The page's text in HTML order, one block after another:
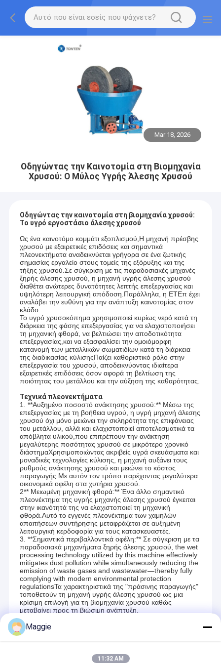
Mar 18, 2026
Οδηγώντας την Καινοτομία στη Βιομηχανία
Χρυσού: Ο Μύλος Υγρής Άλεσης Χρυσού
Οδηγώντας την καινοτομία στη βιομηχανία χρυσού:
Το υγρό εργοστάσιο άλεσης χρυσού
Ως ένα καινοτόμο κομμάτι εξοπλισμού,Η μηχανή πρέσβης
χρυσού με εξαιρετικές επιδόσεις και σημαντικά
πλεονεκτήματα αναδεικνύεται γρήγορα σε ένα ζωτικής
σημασίας εργαλείο στους τομείς της εξόρυξης και της
τήξης χρυσού.Σε σύγκριση με τις παραδοσιακές μηχανές
ξηρής άλεσης χρυσού, η μηχανή υγρής άλεσης χρυσού
διαθέτει ανώτερες δυνατότητες λεπτής επεξεργασίας και
υψηλότερη λειτουργική απόδοση.Παράλληλα, η ΕΤΕπ έχει
αναλάβει την ευθύνη για την ανάπτυξη καινοτομίας στον
κλάδο..
Το υγρό χρυσοκόπημα χρησιμοποιεί κυρίως νερό κατά τη
διάρκεια της φάσης επεξεργασίας για να ελαχιστοποιήσει
τη μηχανική φθορά, να βελτιώσει την αποδοτικότητα
επεξεργασίας,και να εξασφαλίσει την ομοιόμορφη
κατανομή των μεταλλικών σωματιδίων κατά τη διάρκεια
της διαδικασίας κύλισηςΠαίζει καθοριστικό ρόλο στην
επεξεργασία του χρυσού, αποδεικνύοντας ιδιαίτερα
εξαιρετικές επιδόσεις όσον αφορά τη βελτίωση της
ποιότητας του μετάλλου και την αύξηση της καθαρότητας.
Τεχνικά πλεονεκτήματα
1. **Αυξημένο ποσοστό ανάκτησης χρυσού:** Μέσω της
επεξεργασίας με τη βοήθεια υγρού, η υγρή μηχανή άλεσης
χρυσού όχι μόνο μειώνει την σκληρότητα της επιφάνειας
του μετάλλου, αλλά και ελαχιστοποιεί αποτελεσματικά τα
απόβλητα υλικού,που επιτρέπουν την ανάκτηση
μεγαλύτερης ποσότητας χρυσού σε μικρότερο χρονικό
διάστημαΧρησιμοποιώντας ακριβείς υγρά σκευάσματα και
μοναδικές τεχνολογίες κύλισης, η μηχανή αυξάνει τους
ρυθμούς ανάκτησης χρυσού και μειώνει το κόστος
παραγωγής.Με αυτόν τον τρόπο παρέχοντας μεγαλύτερα
οικονομικά οφέλη στα χυτήρια χρυσού.
2** Μειωμένη μηχανική φθορά:** Ένα άλλο σημαντικό
πλεονέκτημα της υγρής μηχανής άλεσης χρυσού έγκειται
στην ικανότητά της να ελαχιστοποιεί τη μηχανική
φθορά.Αυτό το εγγενές πλεονέκτημα των χαμηλών
απαιτήσεων συντήρησης μεταφράζεται σε αυξημένη
λειτουργική κερδοφορία για τους κατασκευαστές.
3. **Σημαντικά περιβαλλοντικά οφέλη:** Σε σύγκριση με τα
παραδοσιακά μηχανήματα ξηρής άλεσης χρυσού, the wet
processing technology utilized by this machine effectively
mitigates dust pollution while simultaneously reducing the
emission of waste gases and wastewater—thereby fully
complying with modern environmental protection
regulationsΤα χαρακτηριστικά της "πράσινης παραγωγής"
τοποθετούν τη μηχανή υγρής άλεσης χρυσού ως μια
κρίσιμη επιλογή για τη βιομηχανία χρυσού καθώς
μεταβαίνει προς τη βιώσιμη ανάπτυξη.
Recommended Products
Maggie
11:32 AM